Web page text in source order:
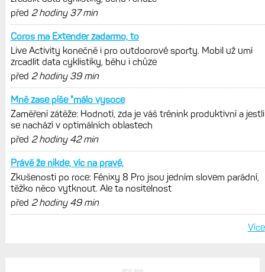
Garmin poprvé překonal hranici
300 dolarů. Cena akcií za devět
měsíců výrazně vzrostla
Elektrokola s motorem Bosch se
konečně mohou propojit s Garminem.
Zatím ale jen s Edge